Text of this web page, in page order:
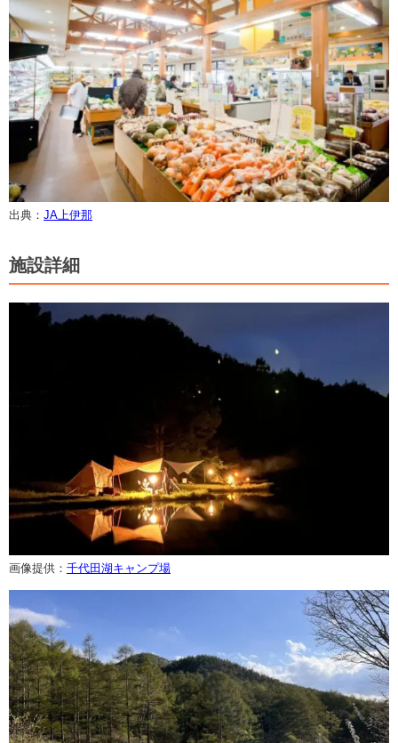
出典： JA上伊那
施設詳細
画像提供： 千代田湖キャンプ場